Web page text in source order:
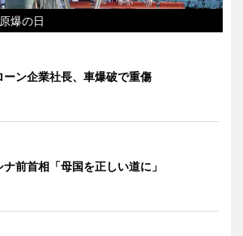
爆の日
ーン企業社長、車爆破で重傷
ナ前首相「母国を正しい道に」